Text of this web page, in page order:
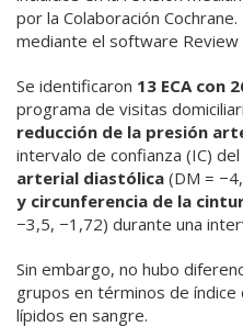
por la Colaboración
mediante el software Review
Se identificaron 13 ECA con
programa de visitas
reducción de la presión
intervalo de confianza (IC)
arterial diastólica (DM =
y circunferencia de la
−3,5, −1,72) durante una
Sin embargo, no hubo
grupos en términos de
lípidos en sangre.